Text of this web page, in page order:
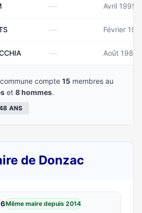
— Avril 1995
— Février
— Août 1989
compte 15 membres au
et 8 hommes.
ANS
de Donzac
Même maire depuis 2014